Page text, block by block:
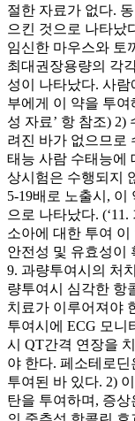
절한 자료가 없다.
으킨 것으로 나타났
임신한 마우스와 토
최대권장용량의 각
성이 나타났다. 사
부에게 이 약을 투여
성 자료’ 항 참조)
려진 바가 없으므로
태능 사람 수태능에
상시험은 수행되지
5-19배로 노출시, 이
으로 나타났다.
소아에 대한 투여
안전성 및 유효성이
9. 과량투여시의 처
량투여시 심각한 항
치료가 이루어져야
투여시에 ECG 모니
시 QT간격 연장을
야 한다. 페소테로딘
투여된 바 있다. 2)
탄을 투여하며, 증